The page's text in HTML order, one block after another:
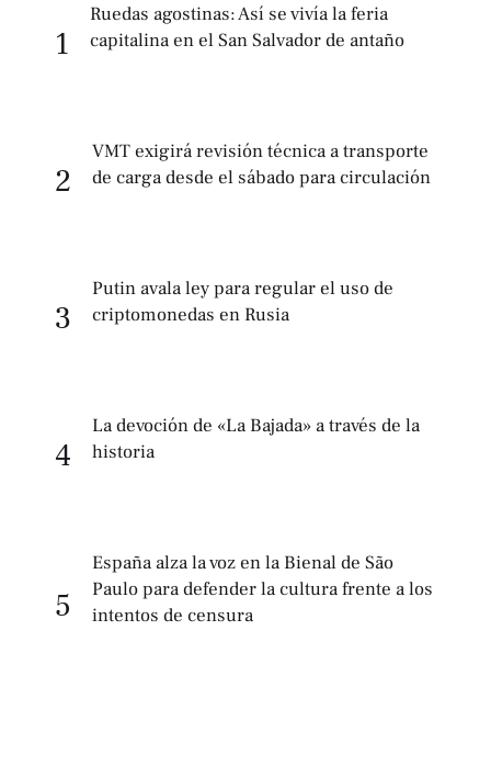
1
Ruedas agostinas: Así se vivía la feria
capitalina en el San Salvador de antaño
2
VMT exigirá revisión técnica a transporte
de carga desde el sábado para circulación
3
Putin avala ley para regular el uso de
criptomonedas en Rusia
4
La devoción de «La Bajada» a través de la
historia
5
España alza la voz en la Bienal de São
Paulo para defender la cultura frente a los
intentos de censura